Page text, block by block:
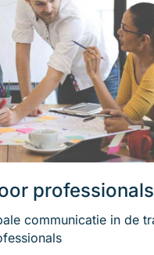
professionals
communicatie in de